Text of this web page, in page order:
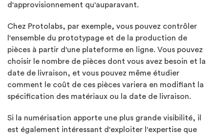
d'approvisionnement qu'auparavant.
Chez Protolabs, par exemple, vous pouvez contrôler
l'ensemble du prototypage et de la production de
pièces à partir d'une plateforme en ligne. Vous pouvez
choisir le nombre de pièces dont vous avez besoin et la
date de livraison, et vous pouvez même étudier
comment le coût de ces pièces variera en modifiant la
spécification des matériaux ou la date de livraison.
Si la numérisation apporte une plus grande visibilité, il
est également intéressant d'exploiter l'expertise que